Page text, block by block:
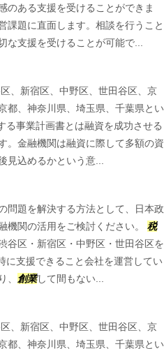
のある支援を受けることができま
課題に直面します。相談を行うこと
な支援を受けることが可能で...
、新宿区、中野区、世田谷区、京
都、神奈川県、埼玉県、千葉県とい
る事業計画書とは融資を成功させる
。金融機関は融資に際して多額の資
見込めるかという意...
問題を解決する方法として、日本政
機関の活用をご検討ください。 税
谷区・新宿区・中野区・世田谷区を
に支援できること会社を運営してい
、 創業して間もない...
、新宿区、中野区、世田谷区、京
都、神奈川県、埼玉県、千葉県とい